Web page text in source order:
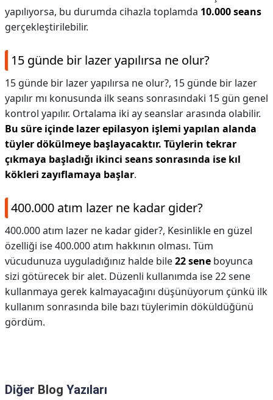
yapılıyorsa, bu durumda cihazla toplamda 10.000 seans
gerçekleştirilebilir.
15 günde bir lazer yapılırsa ne olur?
15 günde bir lazer yapılırsa ne olur?, 15 günde bir lazer
yapılır mı konusunda ilk seans sonrasındaki 15 gün genel
kontrol yapılır. Ortalama iki ay seanslar arasında olabilir.
Bu süre içinde lazer epilasyon işlemi yapılan alanda
tüyler dökülmeye başlayacaktır. Tüylerin tekrar
çıkmaya başladığı ikinci seans sonrasında ise kıl
kökleri zayıflamaya başlar.
400.000 atım lazer ne kadar gider?
400.000 atım lazer ne kadar gider?, Kesinlikle en güzel
özelliği ise 400.000 atım hakkının olması. Tüm
vücudunuza uyguladığınız halde bile22 sene boyunca
sizi götürecek bir alet. Düzenli kullanımda ise 22 sene
kullanmaya gerek kalmayacağını düşünüyorum çünkü ilk
kullanım sonrasında bile bazı tüylerimin döküldüğünü
gördüm.
Diğer Blog Yazıları